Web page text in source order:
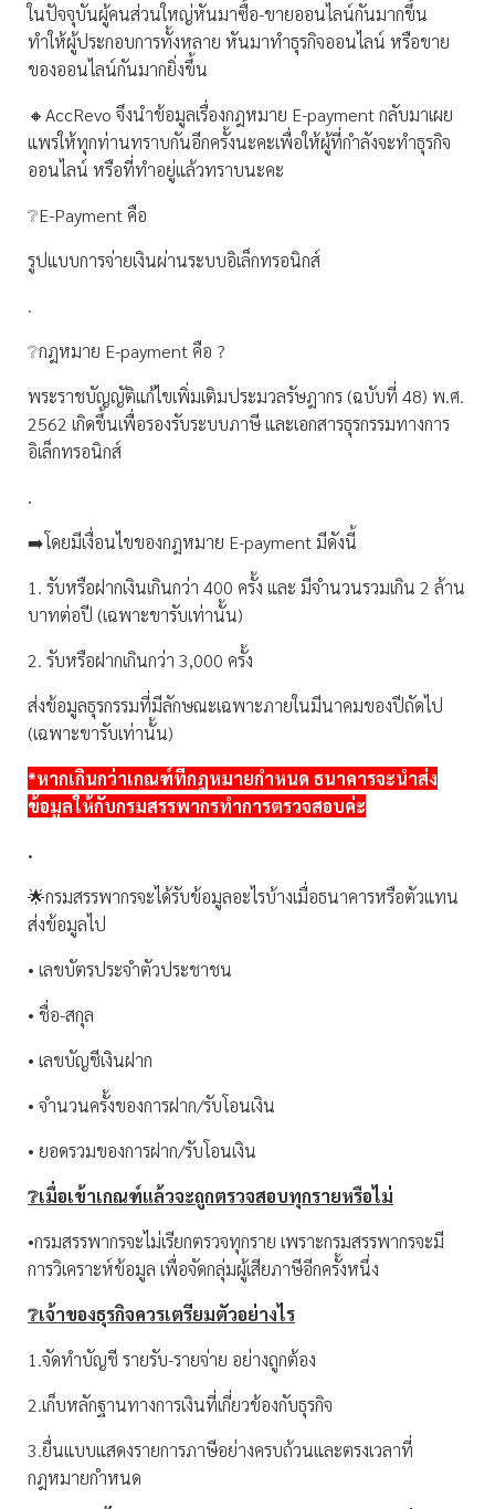
ในปัจจุบันผู้คนส่วนใหญ่หันมาซื้อ-ขายออนไลน์กันมากขึ้น
ทำให้ผู้ประกอบการทั้งหลาย หันมาทำธุรกิจออนไลน์ หรือขาย
ของออนไลน์กันมากยิ่งขึ้น
🔸AccRevo จึงนำข้อมูลเรื่องกฎหมาย E-payment กลับมาเผย
แพร่ให้ทุกท่านทราบกันอีกครั้งนะคะเพื่อให้ผู้ที่กำลังจะทำธุรกิจ
ออนไลน์ หรือที่ทำอยู่แล้วทราบนะคะ
❔E-Payment คือ
รูปแบบการจ่ายเงินผ่านระบบอิเล็กทรอนิกส์
.
❔กฎหมาย E-payment คือ ?
พระราชบัญญัติแก้ไขเพิ่มเติมประมวลรัษฎากร (ฉบับที่ 48) พ.ศ.
2562 เกิดขึ้นเพื่อรองรับระบบภาษี และเอกสารธุรกรรมทางการ
อิเล็กทรอนิกส์
.
➡️โดยมีเงื่อนไขของกฎหมาย E-payment มีดังนี้
1. รับหรือฝากเงินเกินกว่า 400 ครั้ง และ มีจำนวนรวมเกิน 2 ล้าน
บาทต่อปี (เฉพาะขารับเท่านั้น)
2. รับหรือฝากเกินกว่า 3,000 ครั้ง
ส่งข้อมูลธุรกรรมที่มีลักษณะเฉพาะภายในมีนาคมของปีถัดไป
(เฉพาะขารับเท่านั้น)
*หากเกินกว่าเกณฑ์ที่กฎหมายกำหนด ธนาคารจะนำส่ง
ข้อมูลให้กับกรมสรรพากรทำการตรวจสอบค่ะ
.
🌟กรมสรรพากรจะได้รับข้อมูลอะไรบ้างเมื่อธนาคารหรือตัวแทน
ส่งข้อมูลไป
• เลขบัตรประจำตัวประชาชน
• ชื่อ-สกุล
• เลขบัญชีเงินฝาก
• จำนวนครั้งของการฝาก/รับโอนเงิน
• ยอดรวมของการฝาก/รับโอนเงิน
❔เมื่อเข้าเกณฑ์แล้วจะถูกตรวจสอบทุกรายหรือไม่
•กรมสรรพากรจะไม่เรียกตรวจทุกราย เพราะกรมสรรพากรจะมี
การวิเคราะห์ข้อมูล เพื่อจัดกลุ่มผู้เสียภาษีอีกครั้งหนึ่ง
❔เจ้าของธุรกิจควรเตรียมตัวอย่างไร
1.จัดทำบัญชี รายรับ-รายจ่าย อย่างถูกต้อง
2.เก็บหลักฐานทางการเงินที่เกี่ยวข้องกับธุรกิจ
3.ยื่นแบบแสดงรายการภาษีอย่างครบถ้วนและตรงเวลาที่
กฎหมายกำหนด